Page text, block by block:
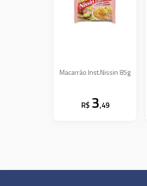
Macarrão Inst.Nissin 85g
R$ 3,49